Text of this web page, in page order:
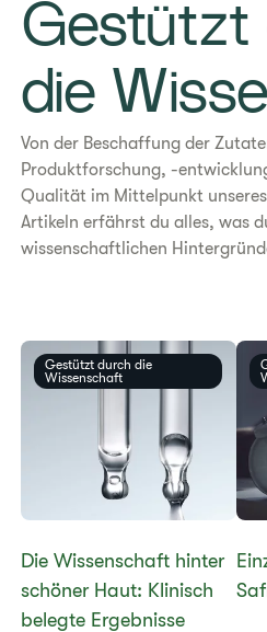
Gestützt
die
Von der Beschaffung der
Produktforschung, -
Qualität im Mittelpunkt
Artikeln erfährst du alles, was
wissenschaftlichen
Gestützt durch die
Wissenschaft
Die Wissenschaft hinter
schöner Haut: Klinisch
belegte Ergebnisse